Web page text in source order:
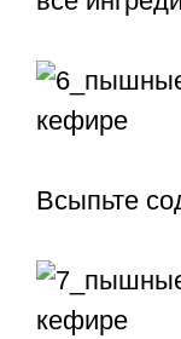
Всыпьте